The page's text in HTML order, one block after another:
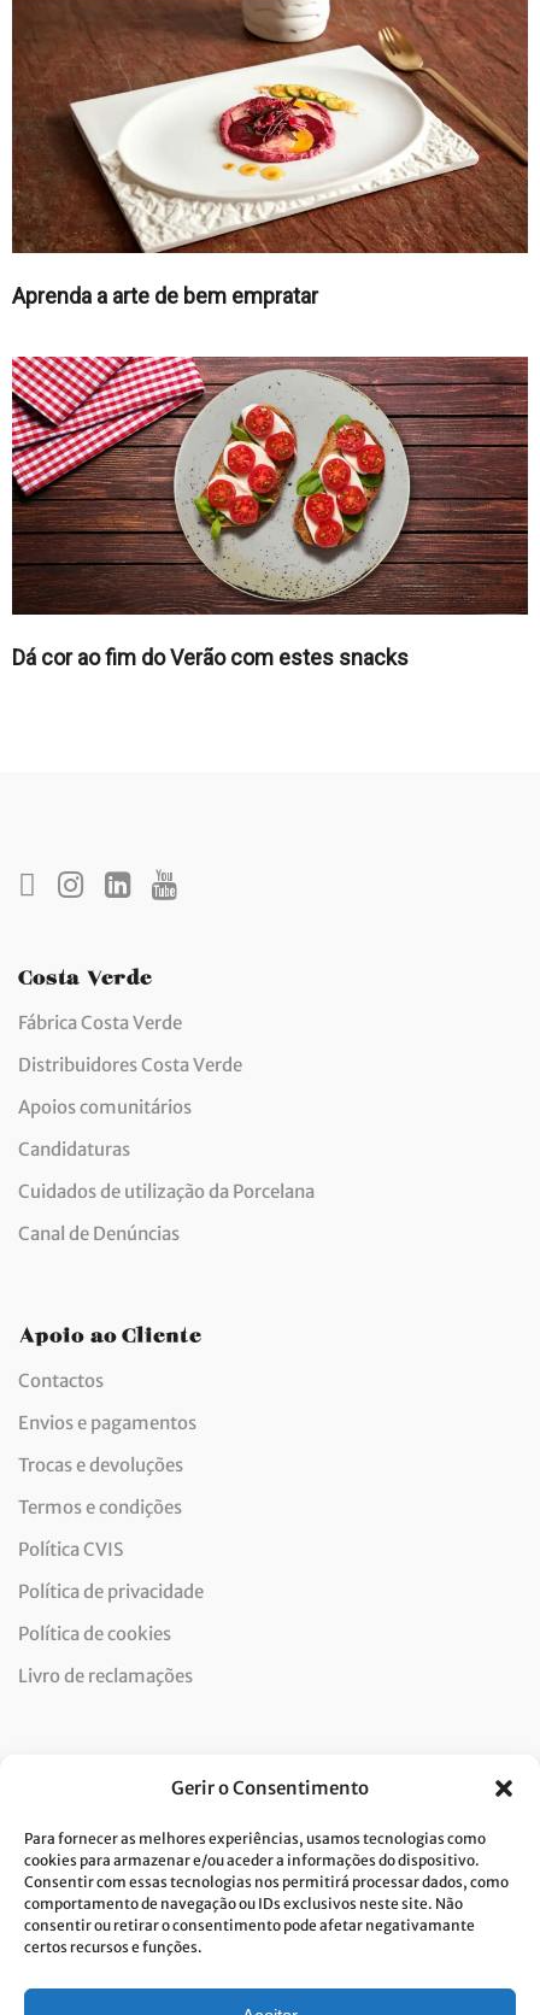
Gerir o Consentimento
Para fornecer as melhores experiências, usamos tecnologias como
cookies para armazenar e/ou aceder a informações do dispositivo.
Consentir com essas tecnologias nos permitirá processar dados, como
comportamento de navegação ou IDs exclusivos neste site. Não
consentir ou retirar o consentimento pode afetar negativamante
certos recursos e funções.
Aprenda a arte de bem empratar
Dá cor ao fim do Verão com estes snacks
Costa Verde
Fábrica Costa Verde
Distribuidores Costa Verde
Apoios comunitários
Candidaturas
Cuidados de utilização da Porcelana
Canal de Denúncias
Apoio ao Cliente
Contactos
Envios e pagamentos
Trocas e devoluções
Termos e condições
Política CVIS
Política de privacidade
Política de cookies
Livro de reclamações
Dou consentimento ao tratamento de dados e aceito a
política de privacidade.*
A Costa Verde está comprometida com a implementação do RGPD. Para
Cliqueaquie conheça a nossa Política de Privacidade.